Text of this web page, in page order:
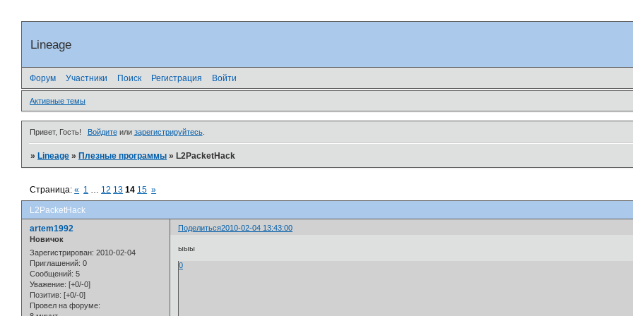
Lineage
Форум Участники Поиск Регистрация Войти
Активные темы
Привет, Гость! Войдитеили зарегистрируйтесь.
»Lineage »Плезные программы »L2PacketHack
L2PacketHack
Страница:« 1 … 12 13 14 15 »
Поделиться2010-02-04 13:43:00
artem1992
Новичок
Зарегистрирован: 2010-02-04
Приглашений: 0
Сообщений: 5
Уважение: [+0/-0]
Позитив: [+0/-0]
Провел на форуме:
ыыы
0